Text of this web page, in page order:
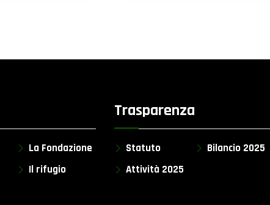
La Fondazione
Il rifugio
Trasparenza
Statuto
Bilancio 2025
Attività 2025